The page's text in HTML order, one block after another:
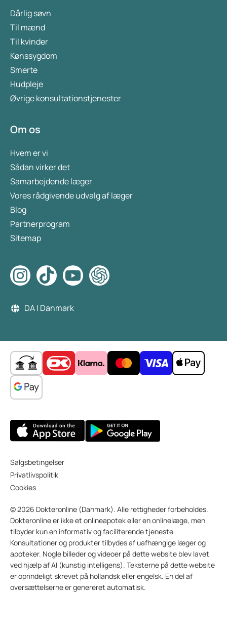
Dårlig søvn
Til mænd
Til kvinder
Kønssygdom
Smerte
Hudpleje
Øvrige konsultationstjenester
Om os
Hvem er vi
Sådan virker det
Samarbejdende læger
Vores rådgivende udvalg af læger
Blog
Partnerprogram
Sitemap
DA | Danmark
Salgsbetingelser
Privatlivspolitik
Cookies
© 2026 Dokteronline (Danmark). Alle rettigheder forbeholdes.
Dokteronline er ikke et onlineapotek eller en onlinelæge, men
tilbyder kun en informativ og faciliterende tjeneste.
Konsultationer og produkter tilbydes af uafhængige læger og
apoteker. Nogle billeder og videoer på dette website blev lavet
ved hjælp af AI (kunstig intelligens). Teksterne på dette website
er oprindeligt skrevet på hollandsk eller engelsk. En del af
oversættelserne er genereret automatisk.